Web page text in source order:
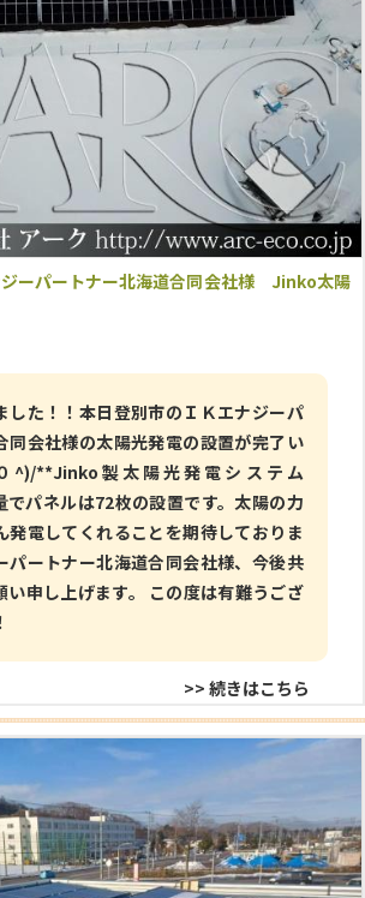
ーパートナー北海道合同会社様 Jinko太陽
した！！本日登別市のＩＫエナジーパ
同会社様の太陽光発電の設置が完了い
^)/**Jinko製太陽光発電システム
パネルは72枚の設置です。太陽の力
発電してくれることを期待しておりま
パートナー北海道合同会社様、今後共
い申し上げます。 この度は有難うござ
>> 続きはこちら